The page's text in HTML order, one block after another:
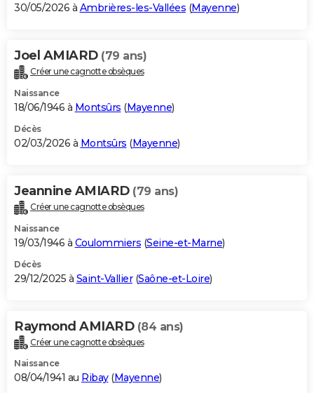
S'inscrire
Se connecter
Lycées
Collèges
Primaires
Universités
Entreprises
Service militaire
Avis de recherche
AVIS DE DÉCÈS
Bricolage
Lifestyle
Culture
Sport
Auto
Television
Voyage
Cinema
30/05/2026 à Ambrières-les-Vallées (Mayenne)
Joel AMIARD (79 ans)
Créer une cagnotte obsèques
Naissance
18/06/1946 à Montsûrs (Mayenne)
Décès
02/03/2026 à Montsûrs (Mayenne)
Jeannine AMIARD (79 ans)
Créer une cagnotte obsèques
Naissance
19/03/1946 à Coulommiers (Seine-et-Marne)
Décès
29/12/2025 à Saint-Vallier(Saône-et-Loire)
Raymond AMIARD (84 ans)
Créer une cagnotte obsèques
Naissance
08/04/1941 au Ribay(Mayenne)